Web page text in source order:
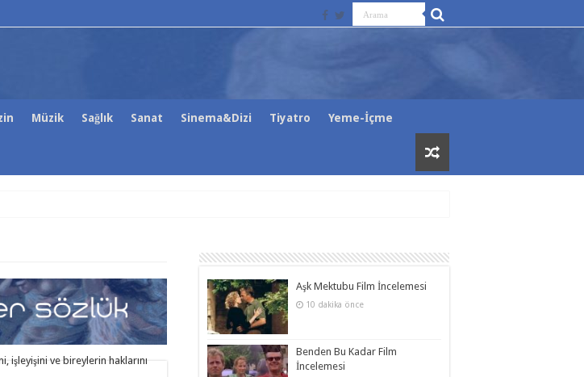
Müzik Sağlık Sanat Sinema&Dizi Tiyatro Yeme-İçme
Aşk Mektubu Film İncelemesi
10 dakika önce
Benden Bu Kadar Film
İncelemesi